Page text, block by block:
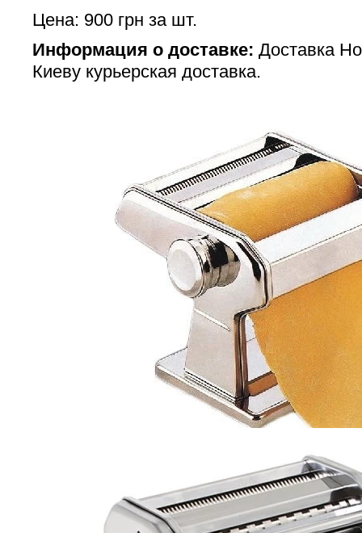
Цена: 900 грн за шт.
Информация о доставке: Доставка
Киеву курьерская доставка.